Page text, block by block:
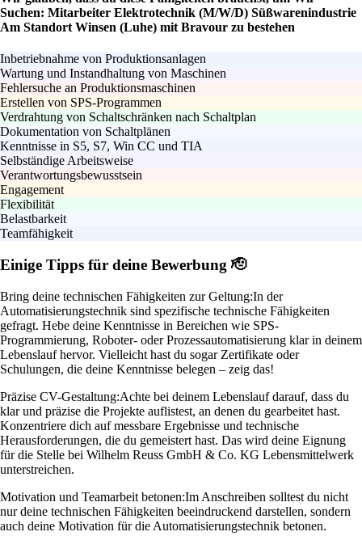
Suchen: Mitarbeiter Elektrotechnik (M/W/D) Süßwarenindustrie
Am Standort Winsen (Luhe) mit Bravour zu bestehen
Inbetriebnahme von Produktionsanlagen
Wartung und Instandhaltung von Maschinen
Fehlersuche an Produktionsmaschinen
Erstellen von SPS-Programmen
Verdrahtung von Schaltschränken nach Schaltplan
Dokumentation von Schaltplänen
Kenntnisse in S5, S7, Win CC und TIA
Selbständige Arbeitsweise
Verantwortungsbewusstsein
Engagement
Flexibilität
Belastbarkeit
Teamfähigkeit
Einige Tipps für deine Bewerbung 🫡
Bring deine technischen Fähigkeiten zur Geltung:In der
Automatisierungstechnik sind spezifische technische Fähigkeiten
gefragt. Hebe deine Kenntnisse in Bereichen wie SPS-
Programmierung, Roboter- oder Prozessautomatisierung klar in deinem
Lebenslauf hervor. Vielleicht hast du sogar Zertifikate oder
Schulungen, die deine Kenntnisse belegen – zeig das!
Präzise CV-Gestaltung:Achte bei deinem Lebenslauf darauf, dass du
klar und präzise die Projekte auflistest, an denen du gearbeitet hast.
Konzentriere dich auf messbare Ergebnisse und technische
Herausforderungen, die du gemeistert hast. Das wird deine Eignung
für die Stelle bei Wilhelm Reuss GmbH & Co. KG Lebensmittelwerk
unterstreichen.
Motivation und Teamarbeit betonen:Im Anschreiben solltest du nicht
nur deine technischen Fähigkeiten beeindruckend darstellen, sondern
auch deine Motivation für die Automatisierungstechnik betonen.